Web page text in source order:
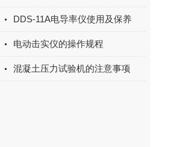
DDS-11A电导率仪使用及保养
电动击实仪的操作规程
混凝土压力试验机的注意事项